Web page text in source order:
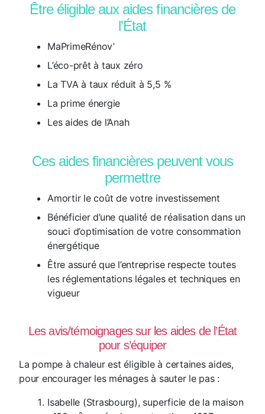
Être éligible aux aides financières de
l'État
MaPrimeRénov’
L’éco-prêt à taux zéro
La TVA à taux réduit à 5,5 %
La prime énergie
Les aides de l’Anah
Ces aides financières peuvent vous
permettre
Amortir le coût de votre investissement
Bénéficier d’une qualité de réalisation dans un
souci d’optimisation de votre consommation
énergétique
Être assuré que l’entreprise respecte toutes
les réglementations légales et techniques en
vigueur
Les avis/témoignages sur les aides de l’État
pour s’équiper
La pompe à chaleur est éligible à certaines aides,
pour encourager les ménages à sauter le pas :
Isabelle (Strasbourg), superficie de la maison